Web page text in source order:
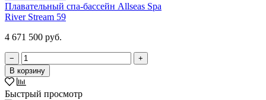
Плавательный спа-бассейн Allseas Spa
River Stream 59
4 671 500 руб.
−
+
В корзину
Быстрый просмотр